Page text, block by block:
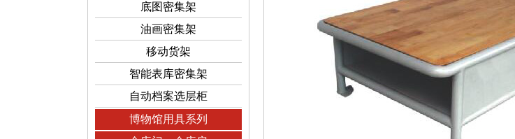
底图密集架
油画密集架
移动货架
智能表库密集架
自动档案选层柜
博物馆用具系列